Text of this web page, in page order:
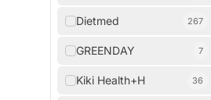
Dietmed 267
GREENDAY 7
Kiki Health+H 36